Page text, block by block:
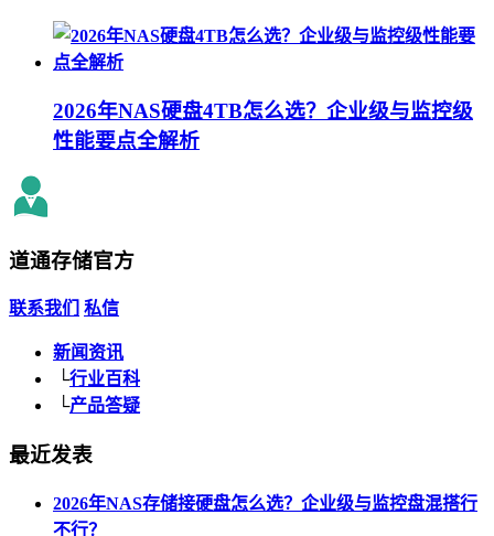
2026年NAS硬盘4TB怎么选？企业级与监控级
性能要点全解析
道通存储官方
联系我们 私信
新闻资讯
└行业百科
└产品答疑
最近发表
2026年NAS存储接硬盘怎么选？企业级与监控盘混搭行
不行？